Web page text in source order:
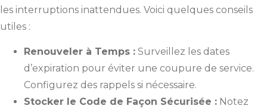
les interruptions inattendues. Voici quelques conseils
utiles :
Renouveler à Temps : Surveillez les dates
d’expiration pour éviter une coupure de service.
Configurez des rappels si nécessaire.
Stocker le Code de Façon Sécurisée : Notez